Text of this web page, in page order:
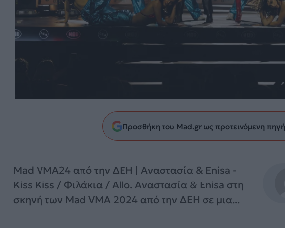
Προσθήκη του Mad.gr ως προτεινόμενη
Mad VMA24 από την ΔΕΗ | Αναστασία & Enisa -
Kiss Kiss / Φιλάκια / Allo. Αναστασία & Enisa στη
σκηνή των Mad VMA 2024 από την ΔΕΗ σε μια...